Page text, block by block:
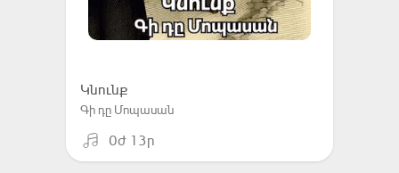
Կնունք
Գի դը Մոպասան
0ժ 13ր